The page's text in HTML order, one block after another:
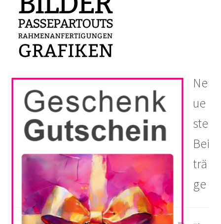
Ne
ue
ste
Bei
trä
ge